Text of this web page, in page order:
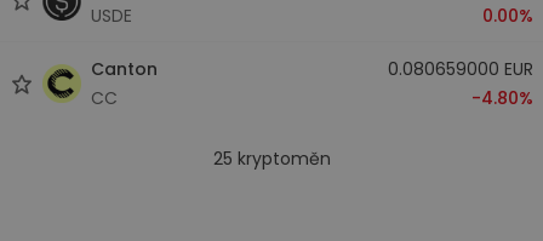
USDE
0.00%
Canton
CC
0.080659000 EUR
-4.80%
25 kryptoměn